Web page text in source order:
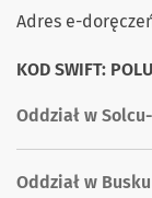
Adres e-
KOD SWIFT:
Oddział w
Oddział w